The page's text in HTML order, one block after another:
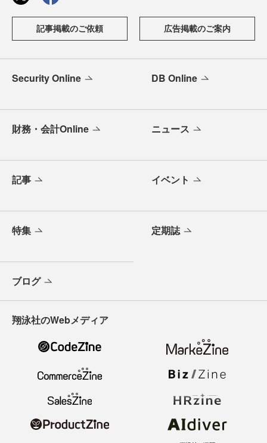
記事掲載のご依頼 広告掲載のご案内
Security Online DB Online
財務・会計Online ニュース
記事 イベント
特集 定期誌
ブログ
翔泳社のWebメディア